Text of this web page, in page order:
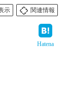
示
関連情報
Hatena